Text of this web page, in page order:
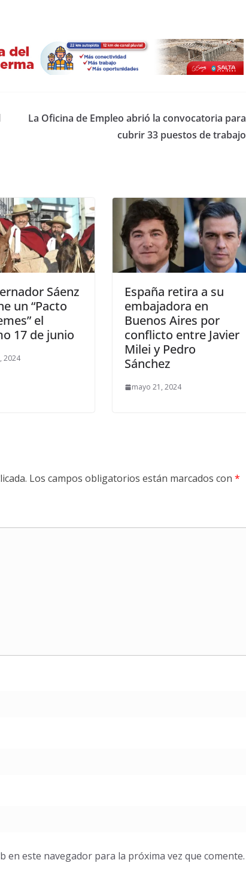
La Oficina de Empleo abrió la convocatoria para
cubrir 33 puestos de trabajo
Sáenz
un “Pacto
el
17 de junio
2024
España retira a su
embajadora en
Buenos Aires por
conflicto entre Javier
Milei y Pedro
Sánchez
mayo 21, 2024
Los campos obligatorios están marcados con *
en este navegador para la próxima vez que comente.